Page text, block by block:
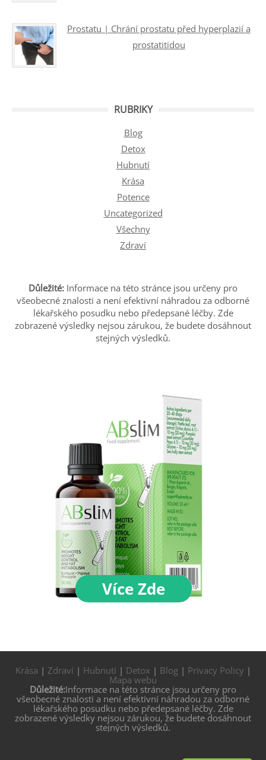
Prostatu | Chrání prostatu před hyperplazií a
prostatitidou
RUBRIKY
Blog
Detox
Hubnutí
Krása
Potence
Uncategorized
Všechny
Zdraví
Důležité: Informace na této stránce jsou určeny pro
všeobecné znalosti a není efektivní náhradou za odborné
lékařského posudku nebo předepsané léčby. Zde
zobrazené výsledky nejsou zárukou, že budete dosáhnout
stejných výsledků.
Krása | Zdraví| Hubnutí| Detox | Blog| Privacy Policy |
Mapa webu
Důležité:Informace na této stránce jsou určeny pro
všeobecné znalosti a není efektivní náhradou za odborné
lékařského posudku nebo předepsané léčby. Zde
zobrazené výsledky nejsou zárukou, že budete dosáhnout
stejných výsledků.